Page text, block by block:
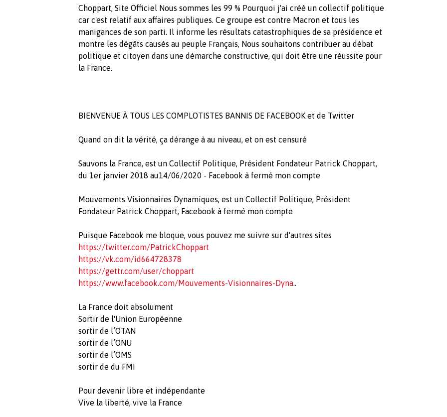
Choppart, Site Officiel Nous sommes les 99 % Pourquoi j'ai créé un collectif politique
car c'est relatif aux affaires publiques. Ce groupe est contre Macron et tous les
manigances de son parti. Il informe les résultats catastrophiques de sa présidence et
montre les dégâts causés au peuple Français, Nous souhaitons contribuer au débat
politique et citoyen dans une démarche constructive, qui doit être une réussite pour
la France.
BIENVENUE À TOUS LES COMPLOTISTES BANNIS DE FACEBOOK et de Twitter
Quand on dit la vérité, ça dérange à au niveau, et on est censuré
Sauvons la France, est un Collectif Politique, Président Fondateur Patrick Choppart,
du 1er janvier 2018 au14/06/2020 - Facebook à fermé mon compte
Mouvements Visionnaires Dynamiques, est un Collectif Politique, Président
Fondateur Patrick Choppart, Facebook à fermé mon compte
Puisque Facebook me bloque, vous pouvez me suivre sur d'autres sites
https://twitter.com/PatrickChoppart
https://vk.com/id664728378
https://gettr.com/user/choppart
https://www.facebook.com/Mouvements-Visionnaires-Dyna..
La France doit absolument
Sortir de l'Union Européenne
sortir de l’OTAN
sortir de l’ONU
sortir de l’OMS
sortir de du FMI
Pour devenir libre et indépendante
Vive la liberté, vive la France